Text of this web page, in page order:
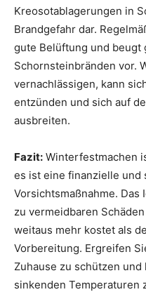
Kreosotablagerungen in
Brandgefahr dar.
gute Belüftung und beugt
Schornsteinbränden vor.
vernachlässigen, kann
entzünden und sich auf
ausbreiten.
Fazit: Winterfestmachen
es ist eine finanzielle
Vorsichtsmaßnahme.
zu vermeidbaren
weitaus mehr kostet als
Vorbereitung. Ergreifen
Zuhause zu schützen
sinkenden Temperaturen